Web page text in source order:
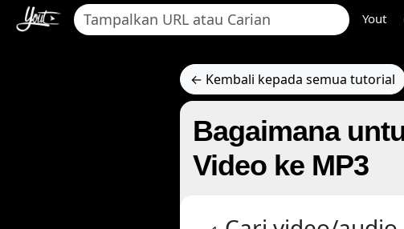
Yout
← Kembali kepada semua tutorial
Bagaimana
Video ke MP3